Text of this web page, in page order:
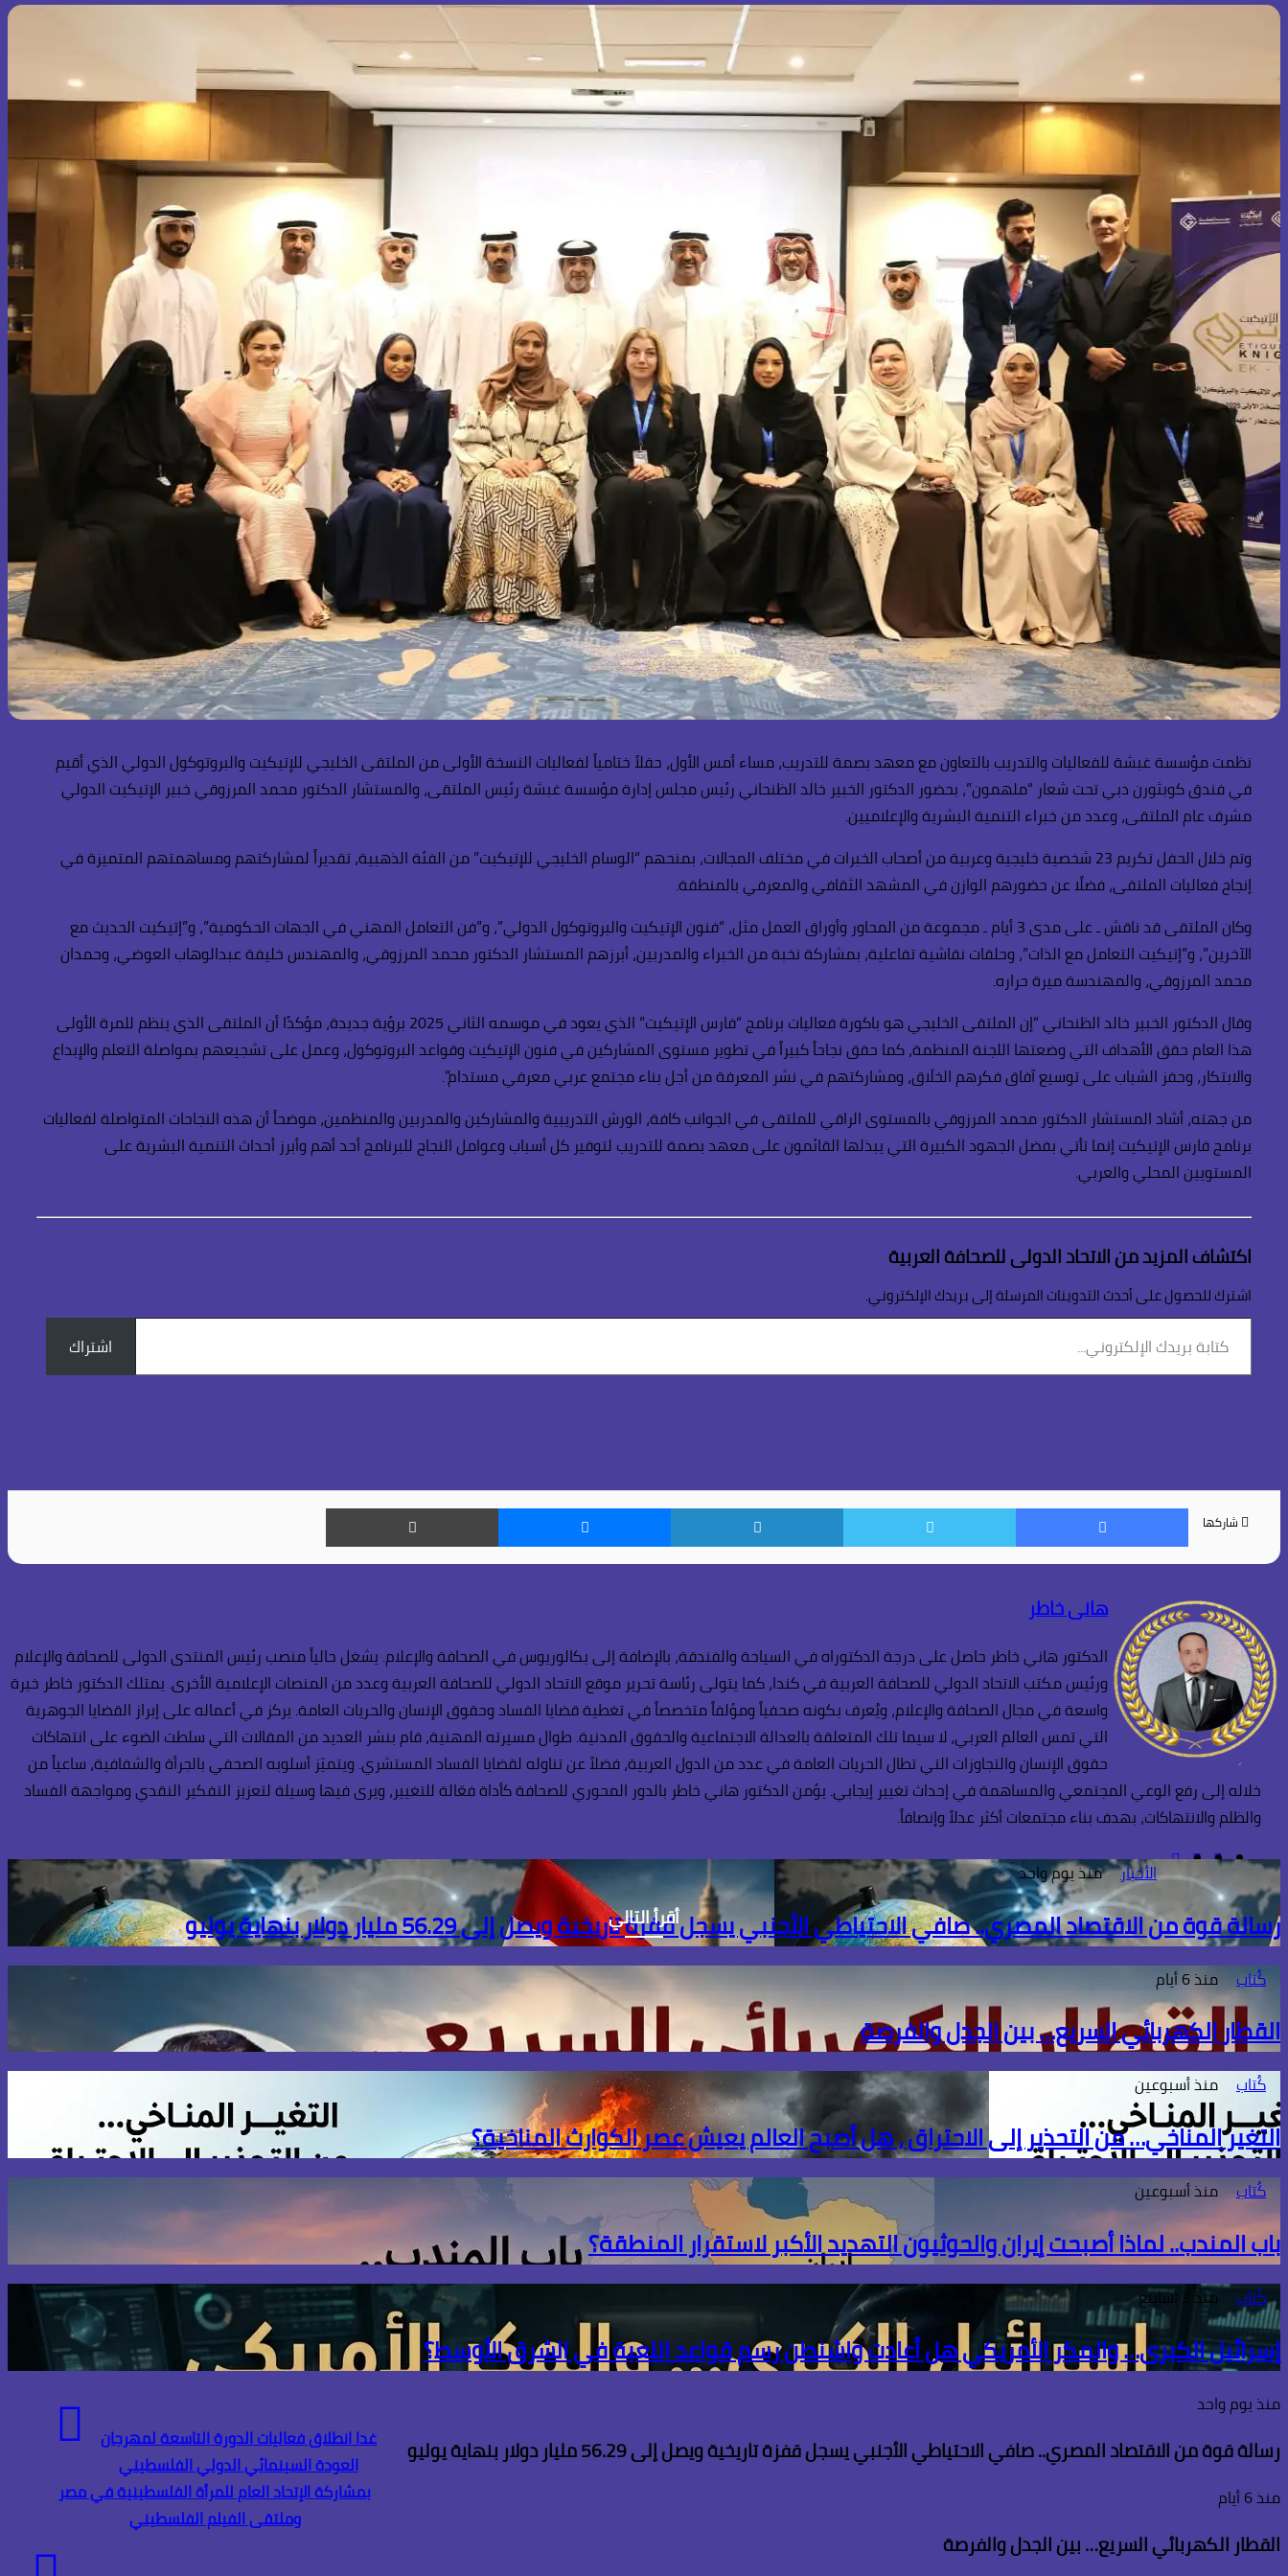
نظمت مؤسسة غبشة للفعاليات والتدريب بالتعاون مع معهد بصمة للتدريب، مساء أمس الأول، حفلاً ختامياً لفعاليات النسخة الأولى من الملتقى الخليجي للإتيكيت والبروتوكول الدولي الذي أقيم
في فندق كوبثورن دبي تحت شعار “ملهمون”، بحضور الدكتور الخبير خالد الظنحاني رئيس مجلس إدارة مؤسسة غبشة رئيس الملتقى، والمستشار الدكتور محمد المرزوقي خبير الإتيكيت الدولي
مشرف عام الملتقى، وعدد من خبراء التنمية البشرية والإعلاميين.
وتم خلال الحفل تكريم 23 شخصية خليجية وعربية من أصحاب الخبرات في مختلف المجالات، بمنحهم “الوسام الخليجي للإتيكيت” من الفئة الذهبية، تقديراً لمشاركتهم ومساهمتهم المتميزة في
إنجاح فعاليات الملتقى، فضلًا عن حضورهم الوازن في المشهد الثقافي والمعرفي بالمنطقة.
وكان الملتقى قد ناقش ـ على مدى 3 أيام ـ مجموعة من المحاور وأوراق العمل مثل، “فنون الإتيكيت والبروتوكول الدولي”، و”فن التعامل المهني في الجهات الحكومية”، و”إتيكيت الحديث مع
الآخرين”، و”إتيكيت التعامل مع الذات”، وحلقات نقاشية تفاعلية، بمشاركة نخبة من الخبراء والمدربين، أبرزهم المستشار الدكتور محمد المرزوقي، والمهندس خليفة عبدالوهاب العوضي، وحمدان
محمد المرزوقي، والمهندسة ميرة حراره.
وقال الدكتور الخبير خالد الظنحاني “إن الملتقى الخليجي هو باكورة فعاليات برنامج “فارس الإتيكيت” الذي يعود في موسمه الثاني 2025 برؤية جديدة، مؤكدًا أن الملتقى الذي ينظم للمرة الأولى
هذا العام حقق الأهداف التي وضعتها اللجنة المنظمة، كما حقق نجاحاً كبيراً في تطوير مستوى المشاركين في فنون الإتيكيت وقواعد البروتوكول، وعمل على تشجيعهم بمواصلة التعلم والإبداع
والابتكار، وحفز الشباب على توسيع آفاق فكرهم الخلّاق، ومشاركتهم في نشر المعرفة من أجل بناء مجتمع عربي معرفي مستدام”.
من جهته، أشاد المستشار الدكتور محمد المرزوقي بالمستوى الراقي للملتقى في الجوانب كافة، الورش التدريبية والمشاركين والمدربين والمنظمين، موضحاً أن هذه النجاحات المتواصلة لفعاليات
برنامج فارس الإتيكيت إنما تأتي بفضل الجهود الكبيرة التي يبذلها القائمون على معهد بصمة للتدريب لتوفير كل أسباب وعوامل النجاح للبرنامج أحد أهم وأبرز أحداث التنمية البشرية على
المستويين المحلي والعربي.
اكتشاف المزيد من الاتحاد الدولى للصحافة العربية
اشترك للحصول على أحدث التدوينات المرسلة إلى بريدك الإلكتروني.
بريدك
الإلكتروني...
اشتراك
شاركها
هانى خاطر
الدكتور هاني خاطر حاصل على درجة الدكتوراه في السياحة والفندقة، بالإضافة إلى بكالوريوس في الصحافة والإعلام. يشغل حالياً منصب رئيس المنتدى الدولى للصحافة والإعلام
ورئيس مكتب الاتحاد الدولي للصحافة العربية في كندا، كما يتولى رئاسة تحرير موقع الاتحاد الدولي للصحافة العربية وعدد من المنصات الإعلامية الأخرى. يمتلك الدكتور خاطر خبرة
واسعة في مجال الصحافة والإعلام، ويُعرف بكونه صحفياً ومؤلفاً متخصصاً في تغطية قضايا الفساد وحقوق الإنسان والحريات العامة. يركز في أعماله على إبراز القضايا الجوهرية
التي تمس العالم العربي، لا سيما تلك المتعلقة بالعدالة الاجتماعية والحقوق المدنية. طوال مسيرته المهنية، قام بنشر العديد من المقالات التي سلطت الضوء على انتهاكات
حقوق الإنسان والتجاوزات التي تطال الحريات العامة في عدد من الدول العربية، فضلاً عن تناوله لقضايا الفساد المستشري. ويتميّز أسلوبه الصحفي بالجرأة والشفافية، ساعياً من
خلاله إلى رفع الوعي المجتمعي والمساهمة في إحداث تغيير إيجابي. يؤمن الدكتور هاني خاطر بالدور المحوري للصحافة كأداة فعّالة للتغيير، ويرى فيها وسيلة لتعزيز التفكير النقدي ومواجهة الفساد
والظلم والانتهاكات، بهدف بناء مجتمعات أكثر عدلاً وإنصافاً.
فيسبوك
انستقرام
TikTok
أقرأ التالي
الأخبار منذ يوم واحد
رسالة قوة من الاقتصاد المصري.. صافي الاحتياطي الأجنبي يسجل قفزة تاريخية ويصل إلى 56.29 مليار دولار بنهاية يوليو
كُتاب منذ 6 أيام
القطار الكهربائي السريع… بين الجدل والفرصة
كُتاب منذ أسبوعين
التغير المناخي… من التحذير إلى الاحتراق ، هل أصبح العالم يعيش عصر الكوارث المناخية؟
كُتاب منذ أسبوعين
باب المندب.. لماذا أصبحت إيران والحوثيون التهديد الأكبر لاستقرار المنطقة؟
كُتاب منذ 3 أسابيع
إسرائيل الكبرى… والمكر الأمريكي هل أعادت واشنطن رسم قواعد اللعبة في الشرق الأوسط؟
منذ يوم واحد
رسالة قوة من الاقتصاد المصري.. صافي الاحتياطي الأجنبي يسجل قفزة تاريخية ويصل إلى 56.29 مليار دولار بنهاية يوليو
منذ 6 أيام
القطار الكهربائي السريع… بين الجدل والفرصة
غدا انطلاق فعاليات الدورة التاسعة لمهرجان
العودة السينمائي الدولي الفلسطيني
بمشاركة الإتحاد العام للمرأة الفلسطينية في مصر
وملتقى الفيلم الفلسطيني